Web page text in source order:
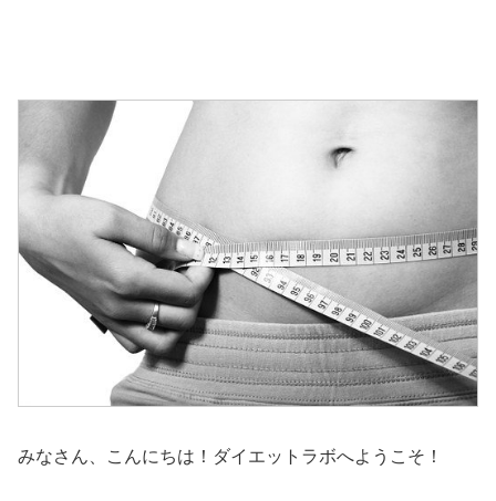
みなさん、こんにちは！ダイエットラボへようこそ！